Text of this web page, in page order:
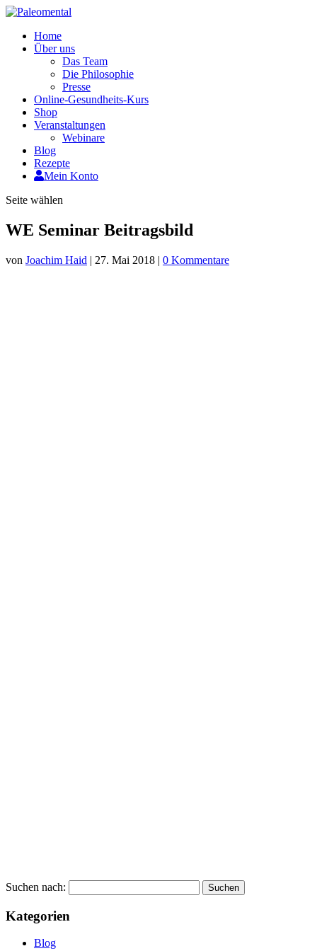
Home
Über uns
Das Team
Die Philosophie
Presse
Online-Gesundheits-Kurs
Shop
Veranstaltungen
Webinare
Blog
Rezepte
Mein Konto
Seite wählen
WE Seminar Beitragsbild
von Joachim Haid | 27. Mai 2018 | 0 Kommentare
Suchen nach:
Kategorien
Blog